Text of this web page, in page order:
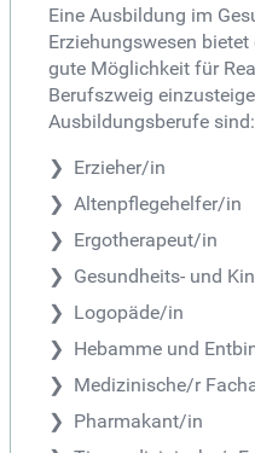
Eine Ausbildung im
Erziehungswesen
gute Möglichkeit für
Berufszweig
Ausbildungsberufe sind:
Erzieher/in
Altenpflegehelfer/in
Ergotherapeut/in
Gesundheits- und
Logopäde/in
Hebamme und
Medizinische/r
Pharmakant/in